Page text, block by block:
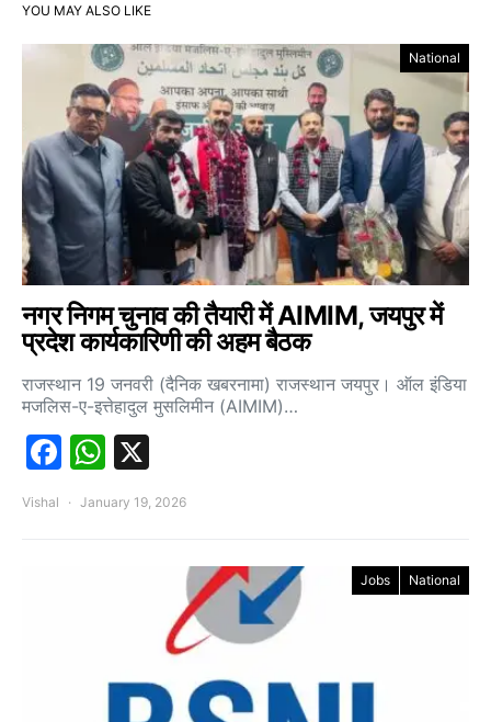
YOU MAY ALSO LIKE
National
नगर निगम चुनाव की तैयारी में AIMIM, जयपुर में
प्रदेश कार्यकारिणी की अहम बैठक
राजस्थान 19 जनवरी (दैनिक खबरनामा) राजस्थान जयपुर। ऑल इंडिया
मजलिस-ए-इत्तेहादुल मुसलिमीन (AIMIM)…
Facebook
WhatsApp
Vishal January 19, 2026
Jobs National